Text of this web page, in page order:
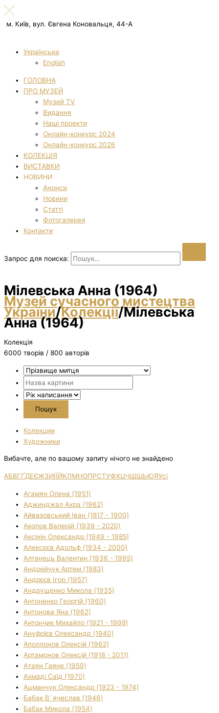
м. Київ, вул. Євгена Коновальця, 44-А
Українська
English
ГОЛОВНА
ПРО МУЗЕЙ
Музей TV
Видання
Наші проекти
Онлайн-конкурс 2024
Онлайн-конкурс 2026
КОЛЕКЦІЯ
ВИСТАВКИ
НОВИНИ
Анонси
Новини
Статті
Фотогалерея
Контакти
Запрос для поиска:
Мілевська Анна (1964)
Музей сучасного мистецтва
України/Колекції/Мілевська
Анна (1964)
Колекція
6000 творiв / 800 авторів
Колекции
Художники
Вибачте, але по вашому запиту нічого не знайдено
АБВГҐДЕЄЖЗИІЇЙКЛМНОПРСТУФХЦЧШЩЬЮЯУсі
Агамян Олена (1951)
Аджинджал Ахра (1962)
Айвазовський Іван (1817 - 1900)
Акопов Валерій (1939 - 2020)
Аксінін Олександр (1949 - 1985)
Алексєєв Адольф (1934 - 2000)
Алтанець Валентин (1936 - 1995)
Андрейчук Артем (1983)
Андрєєв Ігор (1957)
Андрущенко Микола (1935)
Антоненко Георгій (1960)
Антонова Яна (1962)
Антончик Михайло (1921 - 1998)
Ануфрієв Олександр (1940)
Аполлонов Олексій (1962)
Артамонов Олексій (1918 - 2011)
Атаян Гаяне (1959)
Ахмаді Саїд (1970)
Ацманчук Олександр (1923 - 1974)
Бабак В`ячеслав (1946)
Бабак Микола (1954)